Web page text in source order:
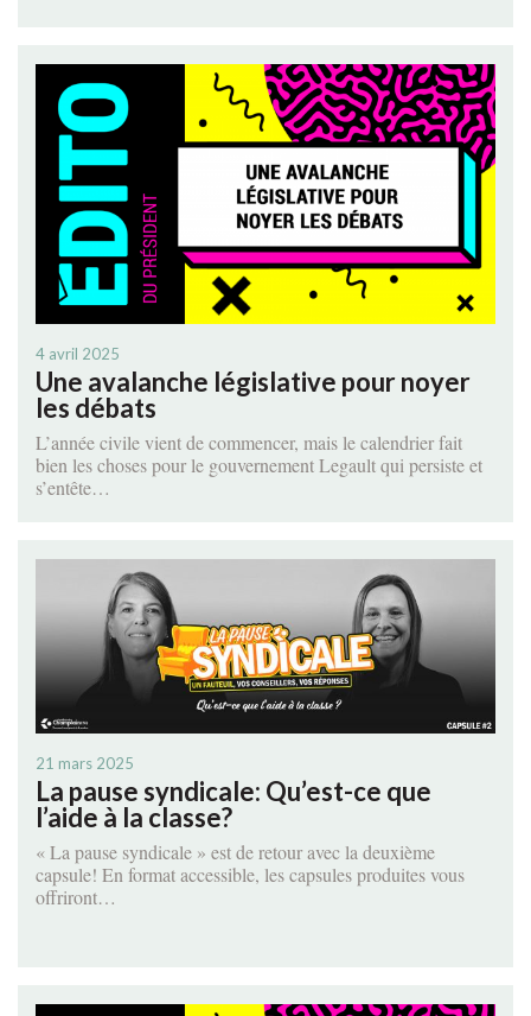
4 avril 2025
Une avalanche législative pour noyer
les débats
L’année civile vient de commencer, mais le calendrier fait
bien les choses pour le gouvernement Legault qui persiste et
s’entête…
21 mars 2025
La pause syndicale: Qu’est-ce que
l’aide à la classe?
« La pause syndicale » est de retour avec la deuxième
capsule! En format accessible, les capsules produites vous
offriront…